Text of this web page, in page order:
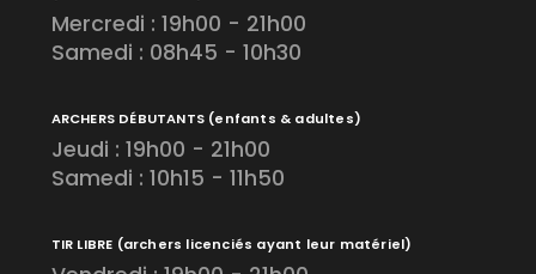
Mercredi : 19h00 - 21h00
Samedi : 08h45 - 10h30
ARCHERS DÉBUTANTS (enfants & adultes)
Jeudi : 19h00 - 21h00
Samedi : 10h15 - 11h50
TIR LIBRE (archers licenciés ayant leur matériel)